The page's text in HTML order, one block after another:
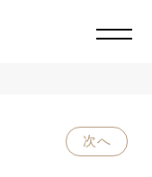
次へ